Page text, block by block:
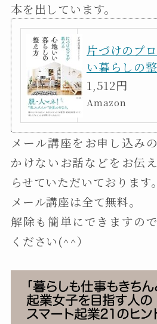
本を出しています。
片づけのプ
い暮らしの
1,512円
Amazon
メール講座をお申し込み
かけないお話などをお伝
らせていただいております。
メール講座は全て無料。
解除も簡単にできますの
ください(^^）